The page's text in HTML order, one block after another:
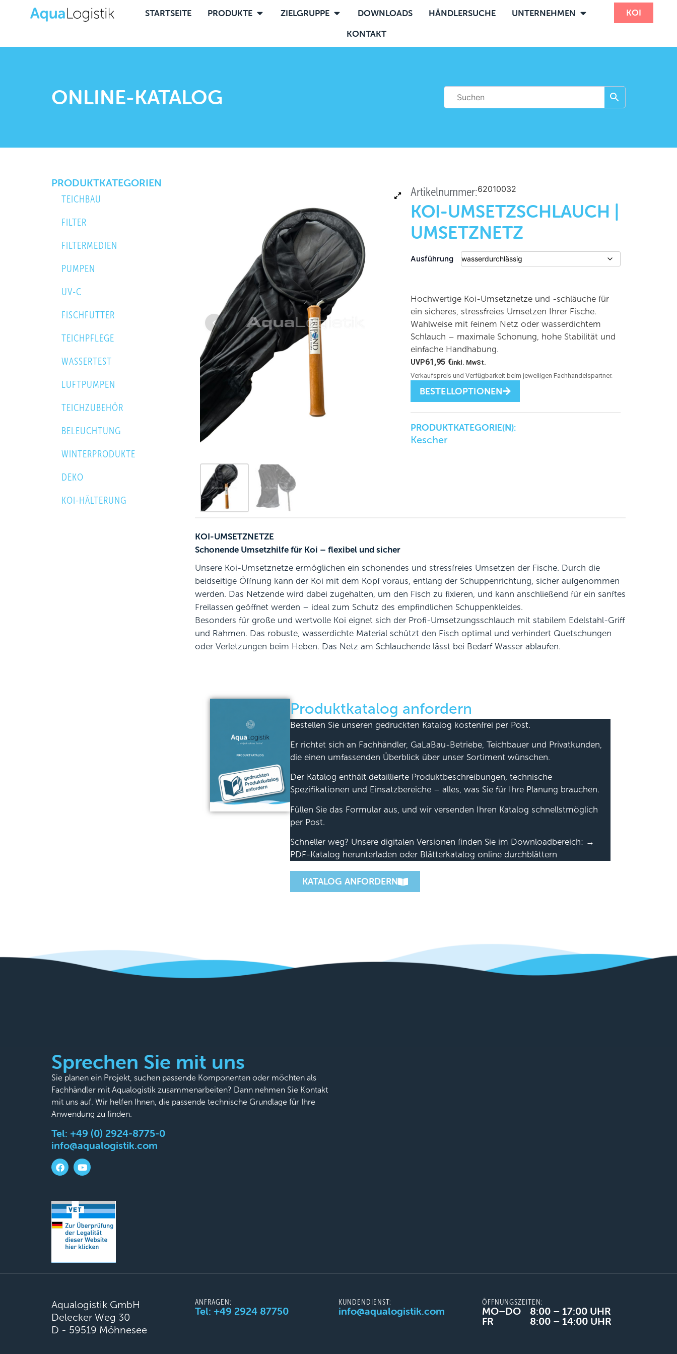
STARTSEITE PRODUKTE ZIELGRUPPE DOWNLOADS HÄNDLERSUCHE
UNTERNEHMEN
KONTAKT
KOI
ONLINE-KATALOG
PRODUKTKATEGORIEN
TEICHBAU
FILTER
FILTERMEDIEN
PUMPEN
UV-C
FISCHFUTTER
TEICHPFLEGE
WASSERTEST
LUFTPUMPEN
TEICHZUBEHÖR
BELEUCHTUNG
WINTERPRODUKTE
DEKO
KOI-HÄLTERUNG
Artikelnummer:62010032
KOI-UMSETZSCHLAUCH |
UMSETZNETZ
Ausführung
Hochwertige Koi-Umsetznetze und -schläuche für
ein sicheres, stressfreies Umsetzen Ihrer Fische.
Wahlweise mit feinem Netz oder wasserdichtem
Schlauch – maximale Schonung, hohe Stabilität und
einfache Handhabung.
61,95 €inkl. MwSt.
BESTELLOPTIONEN
PRODUKTKATEGORIE(N):
Kescher
KOI-UMSETZNETZE
Schonende Umsetzhilfe für Koi – flexibel und sicher
Unsere Koi-Umsetznetze ermöglichen ein schonendes und stressfreies Umsetzen der Fische. Durch die
beidseitige Öffnung kann der Koi mit dem Kopf voraus, entlang der Schuppenrichtung, sicher aufgenommen
werden. Das Netzende wird dabei zugehalten, um den Fisch zu fixieren, und kann anschließend für ein sanftes
Freilassen geöffnet werden – ideal zum Schutz des empfindlichen Schuppenkleides.
Besonders für große und wertvolle Koi eignet sich der Profi-Umsetzungsschlauch mit stabilem Edelstahl-Griff
und Rahmen. Das robuste, wasserdichte Material schützt den Fisch optimal und verhindert Quetschungen
oder Verletzungen beim Heben. Das Netz am Schlauchende lässt bei Bedarf Wasser ablaufen.
Produktkatalog anfordern
Bestellen Sie unseren gedruckten Katalog kostenfrei per Post.
Er richtet sich an Fachhändler, GaLaBau-Betriebe, Teichbauer und Privatkunden,
die einen umfassenden Überblick über unser Sortiment wünschen.
Der Katalog enthält detaillierte Produktbeschreibungen, technische
Spezifikationen und Einsatzbereiche – alles, was Sie für Ihre Planung brauchen.
Füllen Sie das Formular aus, und wir versenden Ihren Katalog schnellstmöglich
per Post.
Schneller weg? Unsere digitalen Versionen finden Sie im Downloadbereich: →
PDF-Katalog herunterladen oder Blätterkatalog online durchblättern
KATALOG ANFORDERN
Sprechen Sie mit uns
Sie planen ein Projekt, suchen passende Komponenten oder möchten als
Fachhändler mit Aqualogistik zusammenarbeiten? Dann nehmen Sie Kontakt
mit uns auf. Wir helfen Ihnen, die passende technische Grundlage für Ihre
Anwendung zu finden.
Tel: +49 (0) 2924-8775-0
info@aqualogistik.com
Aqualogistik GmbH
Delecker Weg 30
D - 59519 Möhnesee
ANFRAGEN:
Tel: +49 2924 87750
KUNDENDIENST:
info@aqualogistik.com
ÖFFNUNGSZEITEN:
MO–DO
8:00 – 17:00 UHR
FR
8:00 – 14:00 UHR